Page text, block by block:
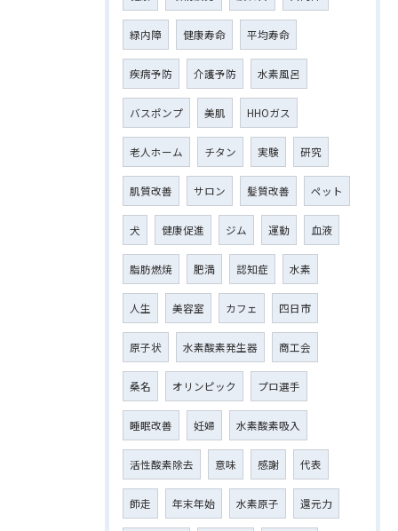
緑内障 健康寿命 平均寿命
疾病予防 介護予防 水素風呂
バスポンプ 美肌 HHOガス
老人ホーム チタン 実験 研究
肌質改善 サロン 髪質改善 ペット
犬 健康促進 ジム 運動 血液
脂肪燃焼 肥満 認知症 水素
人生 美容室 カフェ 四日市
原子状 水素酸素発生器 商工会
桑名 オリンピック プロ選手
睡眠改善 妊婦 水素酸素吸入
活性酸素除去 意味 感謝 代表
師走 年末年始 水素原子 還元力